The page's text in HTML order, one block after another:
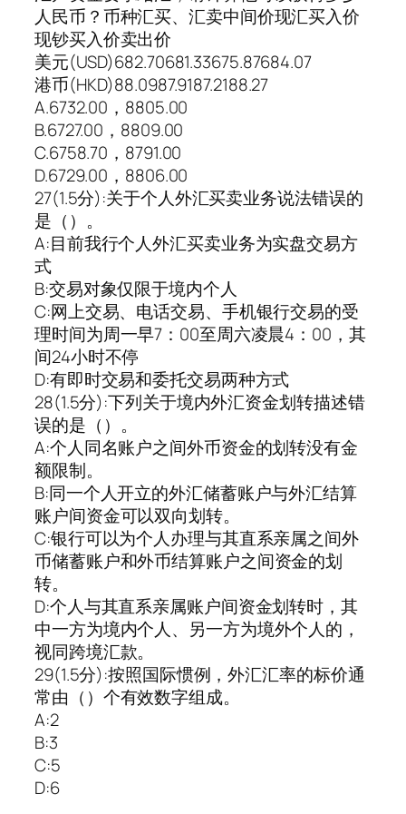
人民币？币种汇买、汇卖中间价现汇买入价
现钞买入价卖出价
美元(USD)682.70681.33675.87684.07
港币(HKD)88.0987.9187.2188.27
A.6732.00，8805.00
B.6727.00，8809.00
C.6758.70，8791.00
D.6729.00，8806.00
27(1.5分):关于个人外汇买卖业务说法错误的
是（）。
A:目前我行个人外汇买卖业务为实盘交易方
式
B:交易对象仅限于境内个人
C:网上交易、电话交易、手机银行交易的受
理时间为周一早7：00至周六凌晨4：00，其
间24小时不停
D:有即时交易和委托交易两种方式
28(1.5分):下列关于境内外汇资金划转描述错
误的是（）。
A:个人同名账户之间外币资金的划转没有金
额限制。
B:同一个人开立的外汇储蓄账户与外汇结算
账户间资金可以双向划转。
C:银行可以为个人办理与其直系亲属之间外
币储蓄账户和外币结算账户之间资金的划
转。
D:个人与其直系亲属账户间资金划转时，其
中一方为境内个人、另一方为境外个人的，
视同跨境汇款。
29(1.5分):按照国际惯例，外汇汇率的标价通
常由（）个有效数字组成。
A:2
B:3
C:5
D:6